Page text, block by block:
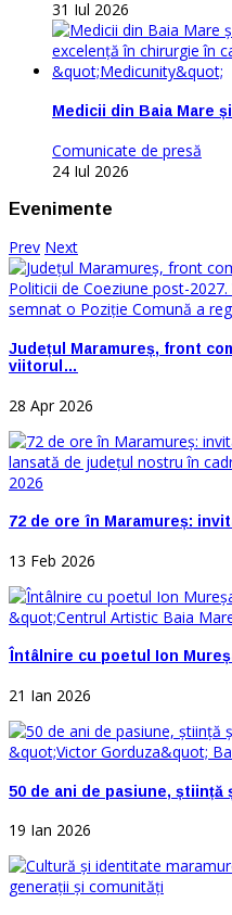
31 Iul 2026
Medicii din Baia Mare
Comunicate de presă
24 Iul 2026
Evenimente
Prev Next
Județul Maramureș, front
viitorul…
28 Apr 2026
72 de ore în Maramureș:
13 Feb 2026
Întâlnire cu poetul Ion
21 Ian 2026
50 de ani de pasiune,
19 Ian 2026